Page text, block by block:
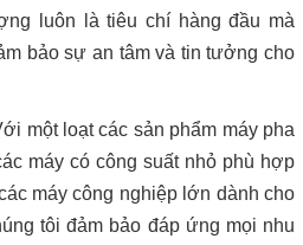
luôn là tiêu chí hàng đầu mà
bảo sự an tâm và tin tưởng cho
một loạt các sản phẩm máy pha
máy có công suất nhỏ phù hợp
máy công nghiệp lớn dành cho
tôi đảm bảo đáp ứng mọi nhu